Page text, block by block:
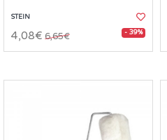
STEIN
4,08€ 6,65€ - 39%